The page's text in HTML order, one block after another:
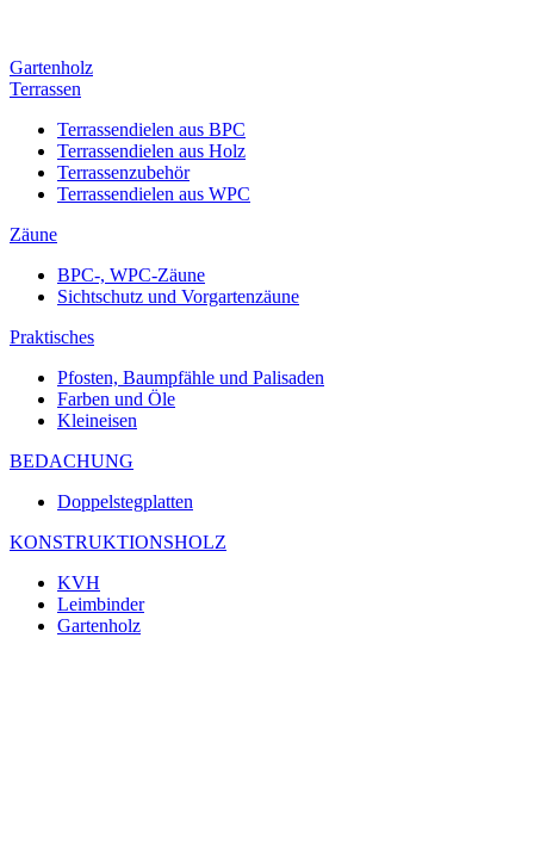
Gartenholz
Terrassen
Terrassendielen aus BPC
Terrassendielen aus Holz
Terrassenzubehör
Terrassendielen aus WPC
Zäune
BPC-, WPC-Zäune
Sichtschutz und Vorgartenzäune
Praktisches
Pfosten, Baumpfähle und Palisaden
Farben und Öle
Kleineisen
BEDACHUNG
Doppelstegplatten
KONSTRUKTIONSHOLZ
KVH
Leimbinder
Gartenholz